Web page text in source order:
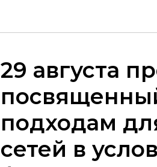
29 августа
подходам
сетей в